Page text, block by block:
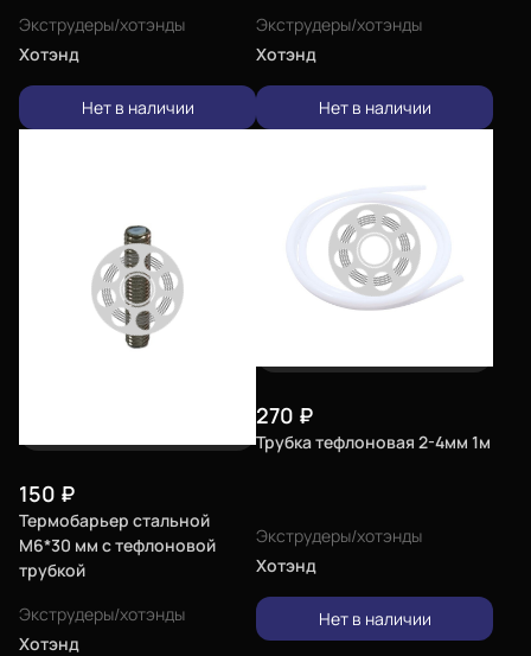
Экструдеры/хотэнды
Хотэнд
Нет в наличии
Экструдеры/хотэнды
Хотэнд
Нет в наличии
150 ₽
Термобарьер стальной
M6*30 мм с тефлоновой
трубкой
Экструдеры/хотэнды
Хотэнд
270 ₽
Трубка тефлоновая 2-4мм 1м
Экструдеры/хотэнды
Хотэнд
Нет в наличии